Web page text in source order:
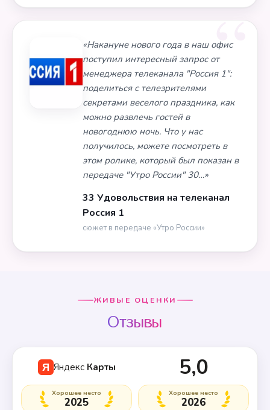
«Накануне нового года в наш офис
поступил интересный запрос от
менеджера телеканала "Россия 1":
поделиться с телезрителями
секретами веселого праздника, как
можно развлечь гостей в
новогоднюю ночь. Что у нас
получилось, можете посмотреть в
этом ролике, который был показан в
передаче "Утро России" 30…»
33 Удовольствия на телеканал
Россия 1
сюжет в передаче «Утро России»
ЖИВЫЕ ОЦЕНКИ
Отзывы
Я Яндекс Карты 5,0
Хорошее место
2025
Хорошее место
2026